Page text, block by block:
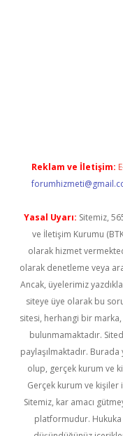
Reklam ve İletişim:
Yasal Uyarı: Sitemiz,
ve İletişim Kurumu
olarak hizmet
olarak denetleme veya
Ancak, üyelerimiz
siteye üye olarak bu
sitesi, herhangi bir marka,
bulunmamaktadır.
paylaşılmaktadır.
olup, gerçek kurum ve
Gerçek kurum ve
Sitemiz, kar amacı
platformudur. Hukuka